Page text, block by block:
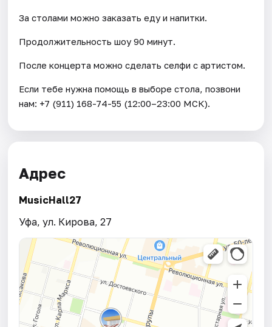
За столами можно заказать еду и напитки.
Продолжительность шоу 90 минут.
После концерта можно сделать селфи с артистом.
Если тебе нужна помощь в выборе стола, позвони
нам: +7 (911) 168-74-55 (12:00–23:00 МСК).
Адрес
MusicHall27
Уфа, ул. Кирова, 27